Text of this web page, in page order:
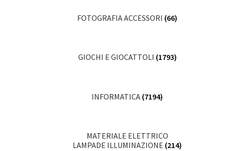
FOTOGRAFIA ACCESSORI (66)
GIOCHI E GIOCATTOLI (1793)
INFORMATICA (7194)
MATERIALE ELETTRICO
LAMPADE ILLUMINAZIONE (214)